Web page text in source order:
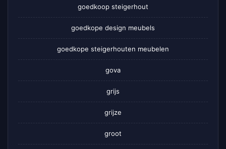
goedkoop steigerhout
goedkope design meubels
goedkope steigerhouten meubelen
gova
grijs
grijze
groot